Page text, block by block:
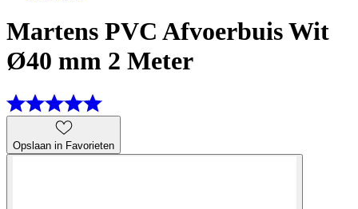
Martens PVC Afvoerbuis Wit
Ø40 mm 2 Meter
Opslaan in Favorieten